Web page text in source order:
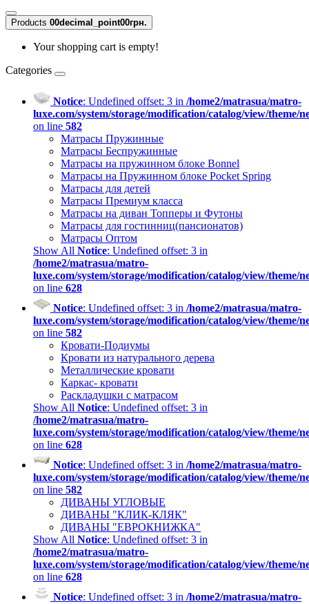
Products 00decimal_point00грн.
Your shopping cart is empty!
Categories
Notice: Undefined offset: 3 in /home2/matrasua/matro-
luxe.com/system/storage/modification/catalog/view/theme/
on line 582
Матрасы Пружинные
Матрасы Беспружинные
Матрасы на пружинном блоке Bonnel
Матрасы на Пружинном блоке Pocket Spring
Матрасы для детей
Матрасы Премиум класса
Матрасы на диван Топперы и Футоны
Матрасы для гостинниц(пансионатов)
Матрасы Оптом
Show All Notice: Undefined offset: 3 in
/home2/matrasua/matro-
luxe.com/system/storage/modification/catalog/view/theme/
on line 628
Notice: Undefined offset: 3 in /home2/matrasua/matro-
luxe.com/system/storage/modification/catalog/view/theme/
on line 582
Кровати-Подиумы
Кровати из натурального дерева
Металлические кровати
Каркас- кровати
Раскладушки с матрасом
Show All Notice: Undefined offset: 3 in
/home2/matrasua/matro-
luxe.com/system/storage/modification/catalog/view/theme/
on line 628
Notice: Undefined offset: 3 in /home2/matrasua/matro-
luxe.com/system/storage/modification/catalog/view/theme/
on line 582
ДИВАНЫ УГЛОВЫЕ
ДИВАНЫ "КЛИК-КЛЯК"
ДИВАНЫ "ЕВРОКНИЖКА"
Show All Notice: Undefined offset: 3 in
/home2/matrasua/matro-
luxe.com/system/storage/modification/catalog/view/theme/
on line 628
Notice: Undefined offset: 3 in /home2/matrasua/matro-